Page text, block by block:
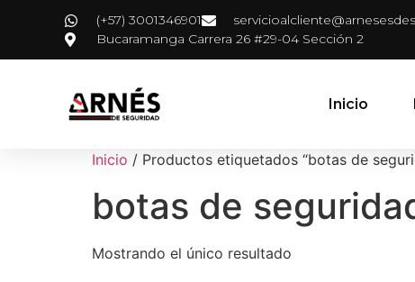
(+57) 3001346901
Bucaramanga Carrera 26 #29-04 Sección 2
Inicio
Inicio / Productos etiquetados “botas de
botas de
Mostrando el único resultado